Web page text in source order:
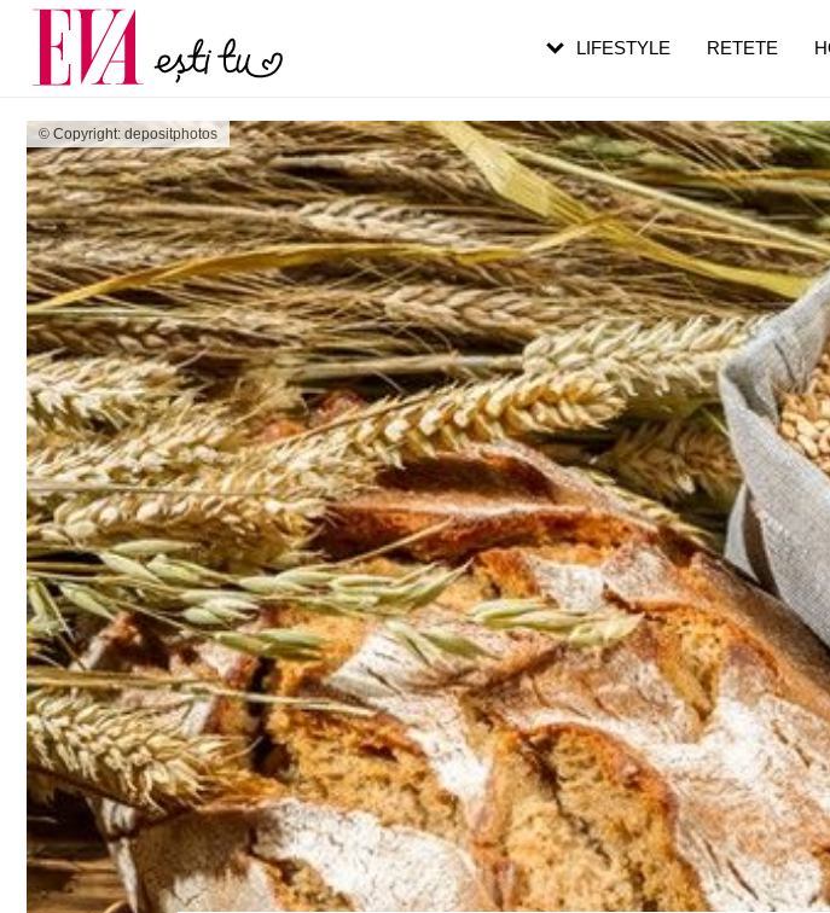
© Copyright: depositphotos
LIFESTYLE RETETE
Carieră
Actualitate
pe măsură ce înaintezi în vârstă
de